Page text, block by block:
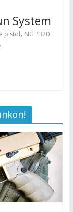
System
pistol, SIG P320